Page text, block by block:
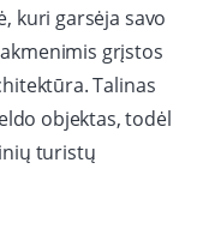
kuri garsėja savo
grįstos
Talinas
objektas, todėl
turistų